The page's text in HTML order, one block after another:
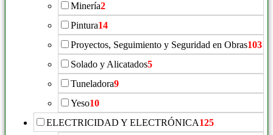
Minería2
Pintura14
Proyectos, Seguimiento y Seguridad en Obras103
Solado y Alicatados5
Tuneladora9
Yeso10
ELECTRICIDAD Y ELECTRÓNICA125